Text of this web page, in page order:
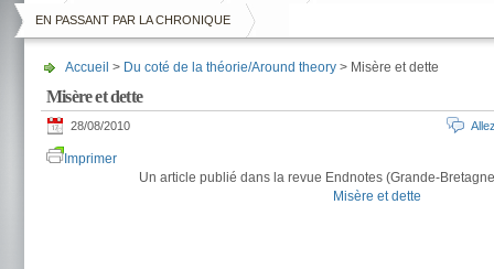
EN PASSANT PAR LA CHRONIQUE
Accueil > Du coté de la théorie/Around theory > Misère et dette
Misère et dette
28/08/2010
Imprimer
Un article publié dans la revue Endnotes (Grande-
Misère et dette